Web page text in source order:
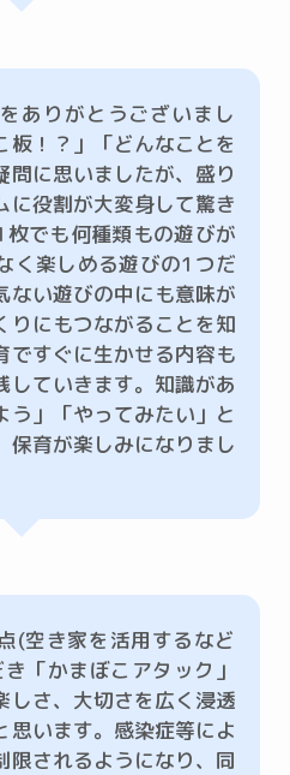
ありがとうございまし
板！？」「どんなことを
問に思いましたが、盛り
に役割が大変身して驚き
でも何種類もの遊びが
く楽しめる遊びの1つだ
ない遊びの中にも意味が
りにもつながることを知
ですぐに生かせる内容も
していきます。知識があ
う」「やってみたい」と
保育が楽しみになりまし
(空き家を活用するなど
「かまぼこアタック」
しさ、大切さを広く浸透
思います。感染症等によ
限されるようになり、同